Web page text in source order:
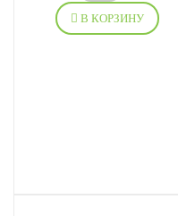
В КОРЗИНУ